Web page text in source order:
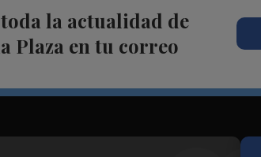
la actualidad de
Plaza en tu correo